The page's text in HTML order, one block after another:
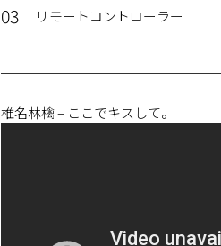
03 リモートコントローラー
椎名林檎 – ここでキスして。